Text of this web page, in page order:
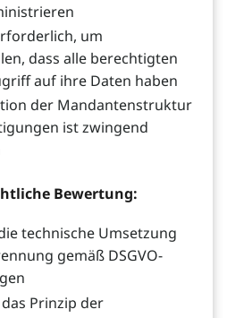
um
dass alle berechtigten
auf ihre Daten haben
der Mandantenstruktur
ist zwingend
Bewertung:
technische Umsetzung
gemäß DSGVO-
Prinzip der